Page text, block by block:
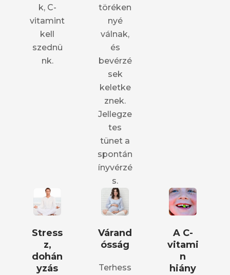
k, C-
vitamint
kell
szednü
nk.
töréken
nyé
válnak,
és
bevérzé
sek
keletke
znek.
Jellegze
tes
tünet a
spontán
ínyvérzé
s.
Stress
z,
dohán
yzás
Várand
ósság
Terhess
A C-
vitami
n
hiány